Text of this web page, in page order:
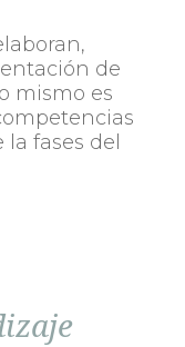
de
mismo es
fases del